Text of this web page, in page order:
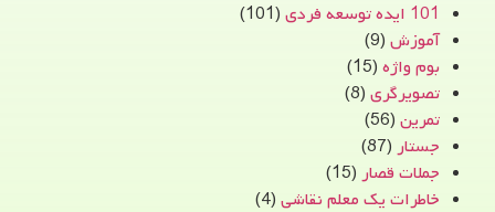
101 ایده توسعه فردی
(101)
آموزش (9)
بوم واژه (15)
تصویرگری (8)
تمرین (56)
جستار (87)
جملات قصار (15)
خاطرات یک معلم نقاشی (4)